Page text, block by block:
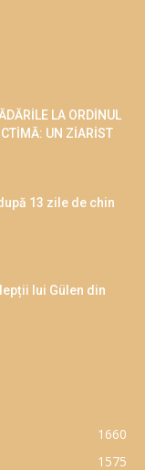
LA ORDİNUL
UN ZİARİST
13 zile de chin
lui Gülen din
1660
1575